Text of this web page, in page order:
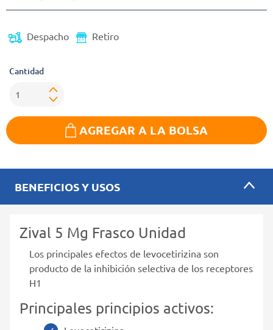
Despacho Retiro
Cantidad
AGREGAR A LA BOLSA
BENEFICIOS Y USOS
Zival 5 Mg Frasco Unidad
Los principales efectos de levocetirizina son
producto de la inhibición selectiva de los receptores
H1
Principales principios activos: